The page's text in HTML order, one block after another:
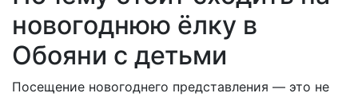
новогоднюю ёлку в
Обояни с детьми
Посещение новогоднего представления — это не